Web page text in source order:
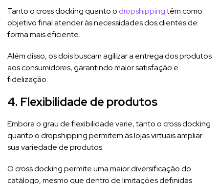
Tanto o cross docking quanto o dropshippingtêm como
objetivo final atender às necessidades dos clientes de
forma mais eficiente.
Além disso, os dois buscam agilizar a entrega dos produtos
aos consumidores, garantindo maior satisfação e
fidelização.
4. Flexibilidade de produtos
Embora o grau de flexibilidade varie, tanto o cross docking
quanto o dropshipping permitem às lojas virtuais ampliar
sua variedade de produtos.
O cross docking permite uma maior diversificação do
catálogo, mesmo que dentro de limitações definidas